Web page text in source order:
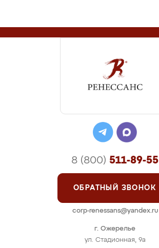
г. Ожерелье
ул. Стадионная, 9а
8 (800) 511-89-55
ОБРАТНЫЙ ЗВОНОК
corp-renessans@yandex.ru